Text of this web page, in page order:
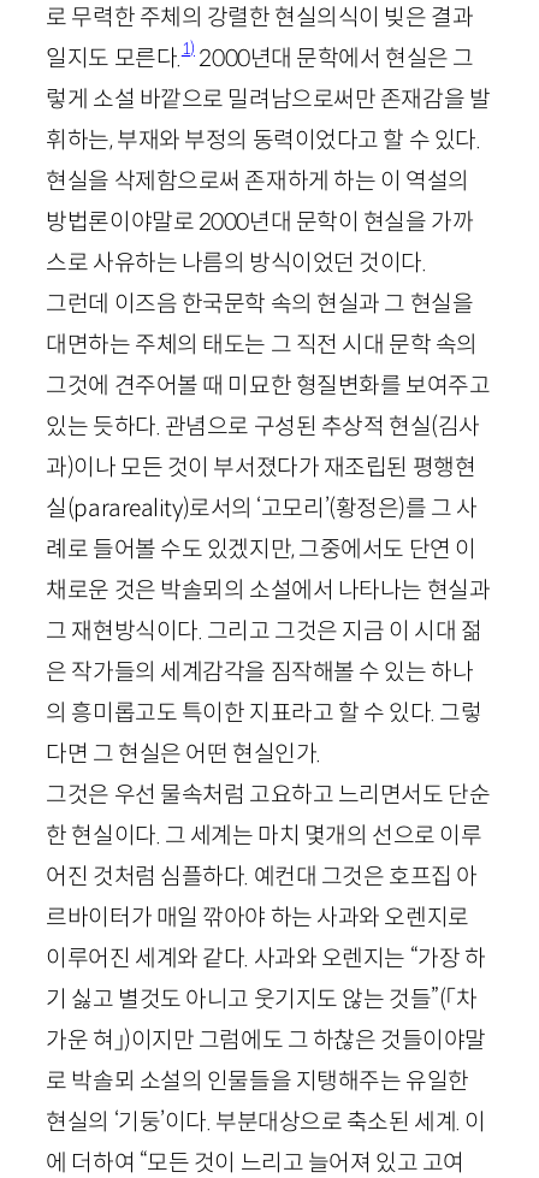
로 무력한 주체의 강렬한 현실의식이 빚은 결과
일지도 모른다.1) 2000년대 문학에서 현실은 그
렇게 소설 바깥으로 밀려남으로써만 존재감을 발
휘하는, 부재와 부정의 동력이었다고 할 수 있다.
현실을 삭제함으로써 존재하게 하는 이 역설의
방법론이야말로 2000년대 문학이 현실을 가까
스로 사유하는 나름의 방식이었던 것이다.
그런데 이즈음 한국문학 속의 현실과 그 현실을
대면하는 주체의 태도는 그 직전 시대 문학 속의
그것에 견주어볼 때 미묘한 형질변화를 보여주고
있는 듯하다. 관념으로 구성된 추상적 현실(김사
과)이나 모든 것이 부서졌다가 재조립된 평행현
실(parareality)로서의 ‘고모리’(황정은)를 그 사
례로 들어볼 수도 있겠지만, 그중에서도 단연 이
채로운 것은 박솔뫼의 소설에서 나타나는 현실과
그 재현방식이다. 그리고 그것은 지금 이 시대 젊
은 작가들의 세계감각을 짐작해볼 수 있는 하나
의 흥미롭고도 특이한 지표라고 할 수 있다. 그렇
다면 그 현실은 어떤 현실인가.
그것은 우선 물속처럼 고요하고 느리면서도 단순
한 현실이다. 그 세계는 마치 몇개의 선으로 이루
어진 것처럼 심플하다. 예컨대 그것은 호프집 아
르바이터가 매일 깎아야 하는 사과와 오렌지로
이루어진 세계와 같다. 사과와 오렌지는 “가장 하
기 싫고 별것도 아니고 웃기지도 않는 것들”(「차
가운 혀」)이지만 그럼에도 그 하찮은 것들이야말
로 박솔뫼 소설의 인물들을 지탱해주는 유일한
현실의 ‘기둥’이다. 부분대상으로 축소된 세계. 이
에 더하여 “모든 것이 느리고 늘어져 있고 고여